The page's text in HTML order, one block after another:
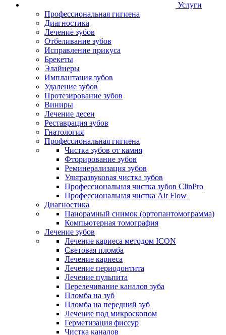
Услуги
Профессиональная гигиена
Диагностика
Лечение зубов
Отбеливание зубов
Исправление прикуса
Брекеты
Элайнеры
Имплантация зубов
Удаление зубов
Протезирование зубов
Виниры
Лечение десен
Реставрация зубов
Гнатология
Профессиональная гигиена
Чистка зубов от камня
Фторирование зубов
Реминерализация зубов
Ультразвуковая чистка зубов
Профессиональная чистка зубов ClinPro
Профессиональная чистка Air Flow
Диагностика
Панорамный снимок (ортопантомограмма)
Компьютерная томография
Лечение зубов
Лечение кариеса методом ICON
Световая пломба
Лечение кариеса
Лечение периодонтита
Лечение пульпита
Перелечивание каналов зуба
Пломба на зуб
Пломба на передний зуб
Лечение под микроскопом
Герметизация фиссур
Чистка каналов